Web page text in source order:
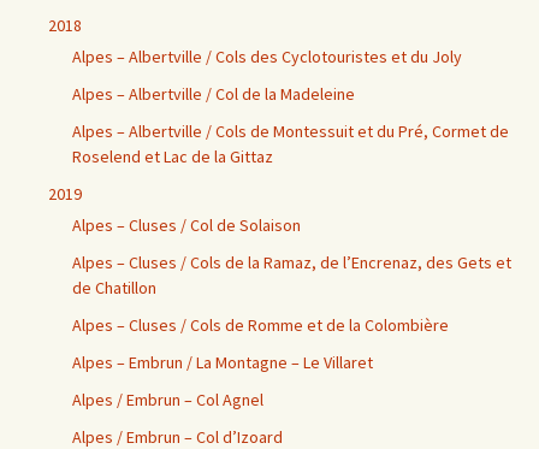
2018
Alpes – Albertville / Cols des Cyclotouristes et du Joly
Alpes – Albertville / Col de la Madeleine
Alpes – Albertville / Cols de Montessuit et du Pré, Cormet de
Roselend et Lac de la Gittaz
2019
Alpes – Cluses / Col de Solaison
Alpes – Cluses / Cols de la Ramaz, de l’Encrenaz, des Gets et
de Chatillon
Alpes – Cluses / Cols de Romme et de la Colombière
Alpes – Embrun / La Montagne – Le Villaret
Alpes / Embrun – Col Agnel
Alpes / Embrun – Col d’Izoard